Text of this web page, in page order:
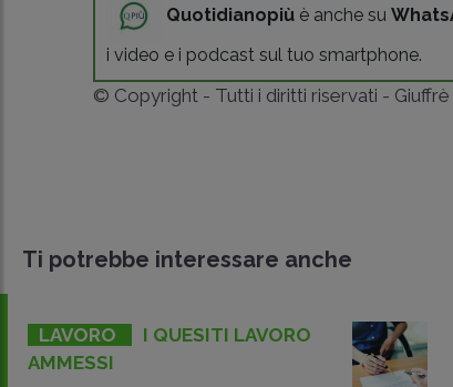
Quotidianopiù è anche su
i video e i podcast sul tuo smartphone.
© Copyright - Tutti i diritti riservati - Giuffrè
Ti potrebbe interessare anche
LAVORO
I QUESITI LAVORO
AMMESSI